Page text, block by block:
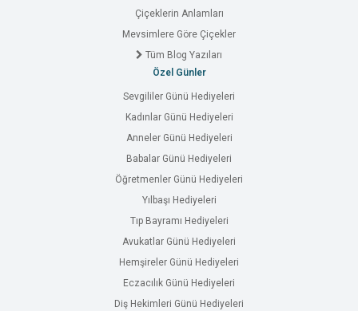
Çiçeklerin Anlamları
Mevsimlere Göre Çiçekler
Tüm Blog Yazıları
Özel Günler
Sevgililer Günü Hediyeleri
Kadınlar Günü Hediyeleri
Anneler Günü Hediyeleri
Babalar Günü Hediyeleri
Öğretmenler Günü Hediyeleri
Yılbaşı Hediyeleri
Tıp Bayramı Hediyeleri
Avukatlar Günü Hediyeleri
Hemşireler Günü Hediyeleri
Eczacılık Günü Hediyeleri
Diş Hekimleri Günü Hediyeleri